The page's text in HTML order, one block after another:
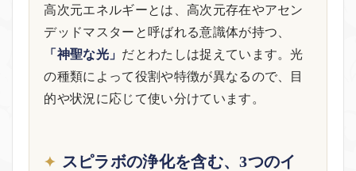
高次元エネルギーとは、高次元存在やアセン
デッドマスターと呼ばれる意識体が持つ、
「神聖な光」 だとわたしは捉えています。光
の種類によって役割や特徴が異なるので、目
的や状況に応じて使い分けています。
スピラボの浄化を含む、3つのイ